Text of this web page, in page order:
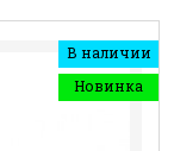
В наличии
Новинка